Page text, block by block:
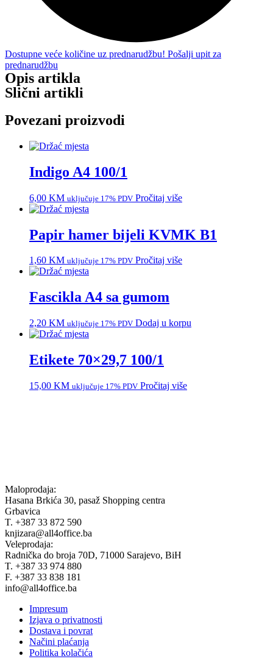
Dostupne veće količine uz prednarudžbu! Pošalji upit za
prednarudžbu
Opis artikla
Slični artikli
Povezani proizvodi
Indigo A4 100/1
6,00 KM uključuje 17% PDV Pročitaj više
Papir hamer bijeli KVMK B1
1,60 KM uključuje 17% PDV Pročitaj više
Fascikla A4 sa gumom
2,20 KM uključuje 17% PDV Dodaj u korpu
Etikete 70×29,7 100/1
15,00 KM uključuje 17% PDV Pročitaj više
Maloprodaja:
Hasana Brkića 30, pasaž Shopping centra
Grbavica
T. +387 33 872 590
knjizara@all4office.ba
Veleprodaja:
Radnička do broja 70D, 71000 Sarajevo, BiH
T. +387 33 974 880
F. +387 33 838 181
info@all4office.ba
Impresum
Izjava o privatnosti
Dostava i povrat
Načini plaćanja
Politika kolačića